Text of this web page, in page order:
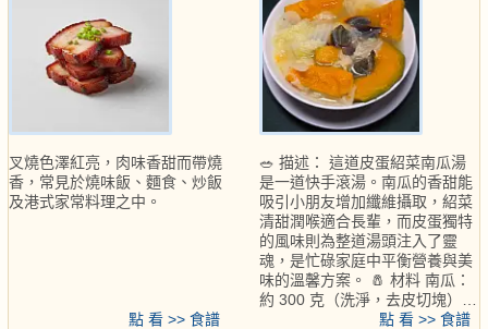
叉燒色澤紅亮，肉味香甜而帶燒
香，常見於燒味飯、麵食、炒飯
及港式家常料理之中。
點 看 >> 食譜
🥗 描述： 這道皮蛋紹菜南瓜湯
是一道快手滾湯。南瓜的香甜能
吸引小朋友增加纖維攝取，紹菜
清甜潤喉適合長輩，而皮蛋獨特
的風味則為整道湯頭注入了靈
魂，是忙碌家庭中平衡營養與美
味的溫馨方案。 🧂 材料 南瓜：
約 300 克（洗淨，去皮切塊）…
點 看 >> 食譜